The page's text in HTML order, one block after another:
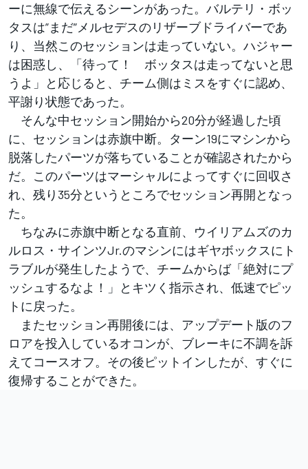
ーに無線で伝えるシーンがあった。バルテリ・ボッ
タスは”まだ”メルセデスのリザーブドライバーであ
り、当然このセッションは走っていない。ハジャー
は困惑し、「待って！ ボッタスは走ってないと思
うよ」と応じると、チーム側はミスをすぐに認め、
平謝り状態であった。
そんな中セッション開始から20分が経過した頃
に、セッションは赤旗中断。ターン19にマシンから
脱落したパーツが落ちていることが確認されたから
だ。このパーツはマーシャルによってすぐに回収さ
れ、残り35分というところでセッション再開となっ
た。
ちなみに赤旗中断となる直前、ウイリアムズのカ
ルロス・サインツJr.のマシンにはギヤボックスにト
ラブルが発生したようで、チームからば「絶対にプ
ッシュするなよ！」とキツく指示され、低速でピッ
トに戻った。
またセッション再開後には、アップデート版のフ
ロアを投入しているオコンが、ブレーキに不調を訴
えてコースオフ。その後ピットインしたが、すぐに
復帰することができた。